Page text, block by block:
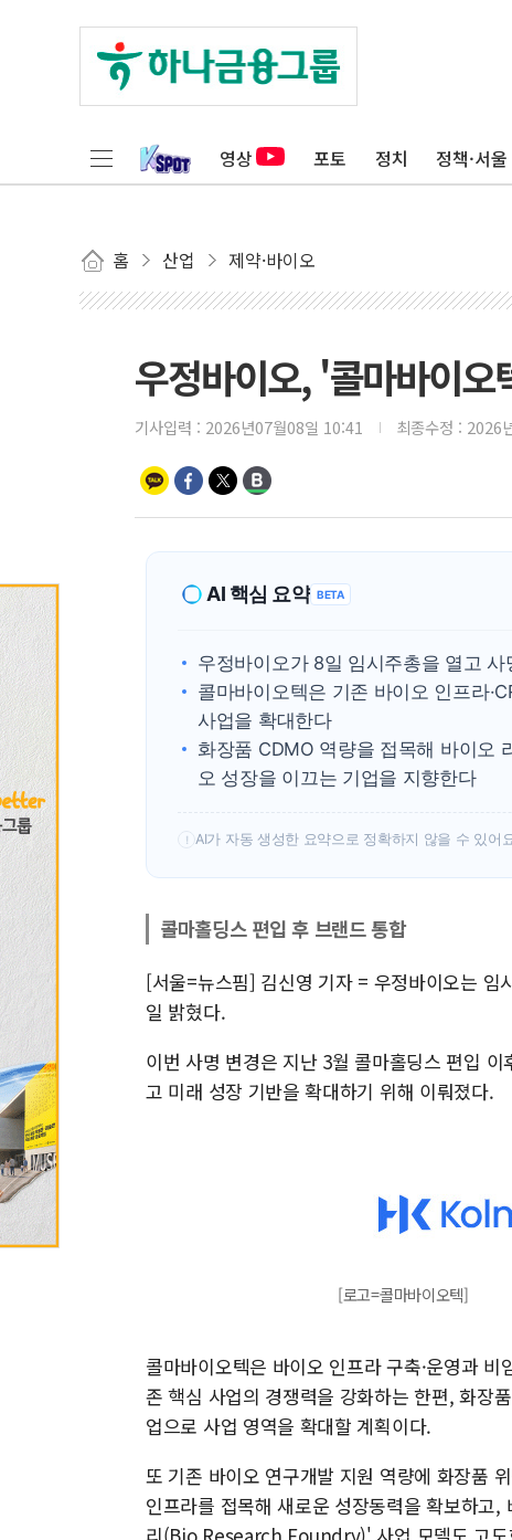
영상 포토 정치 정책·서울
홈 산업 제약·바이오
우정바이오, '콜마바이오
기사입력 : 2026년07월08일 10:41 최종수정 : 2026
AI 핵심 요약 BETA
우정바이오가 8일 임시주총을 열고
콜마바이오텍은 기존 바이오 인프라
사업을 확대한다
화장품 CDMO 역량을 접목해 바이오
오 성장을 이끄는 기업을 지향한다
! AI가 자동 생성한 요약으로 정확하지 않을 수 있어
콜마홀딩스 편입 후 브랜드 통합
[서울=뉴스핌] 김신영 기자 = 우정바이오는
일 밝혔다.
이번 사명 변경은 지난 3월 콜마홀딩스 편입
고 미래 성장 기반을 확대하기 위해 이뤄졌다.
[로고=콜마바이오텍]
콜마바이오텍은 바이오 인프라 구축·운영과
존 핵심 사업의 경쟁력을 강화하는 한편, 화장
업으로 사업 영역을 확대할 계획이다.
또 기존 바이오 연구개발 지원 역량에 화장품
인프라를 접목해 새로운 성장동력을 확보하고